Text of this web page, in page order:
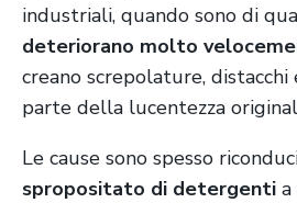
industriali, quando sono di
deteriorano molto
creano screpolature, distacchi
parte della lucentezza
Le cause sono spesso
spropositato di detergenti